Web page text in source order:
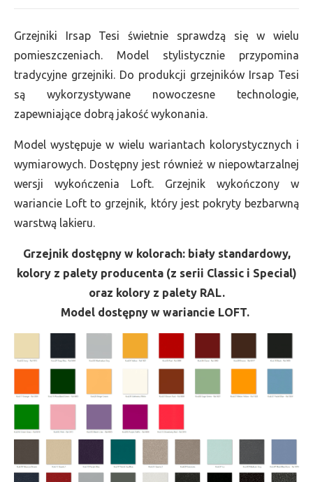
Grzejniki Irsap Tesi świetnie sprawdzą się w wielu
pomieszczeniach. Model stylistycznie przypomina
tradycyjne grzejniki. Do produkcji grzejników Irsap Tesi
są wykorzystywane nowoczesne technologie,
zapewniające dobrą jakość wykonania.
Model występuje w wielu wariantach kolorystycznych i
wymiarowych. Dostępny jest również w niepowtarzalnej
wersji wykończenia Loft. Grzejnik wykończony w
wariancie Loft to grzejnik, który jest pokryty bezbarwną
warstwą lakieru.
Grzejnik dostępny w kolorach: biały standardowy,
kolory z palety producenta (z serii Classic i Special)
oraz kolory z palety RAL.
Model dostępny w wariancie LOFT.